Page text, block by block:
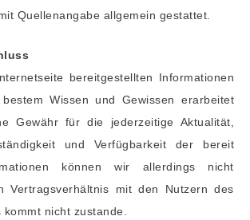
Quellenangabe allgemein gestattet.
bereitgestellten Informationen
Wissen und Gewissen erarbeitet
Gewähr für die jederzeitige Aktualität,
und Verfügbarkeit der bereit
können wir allerdings nicht
Vertragsverhältnis mit den Nutzern des
nicht zustande.